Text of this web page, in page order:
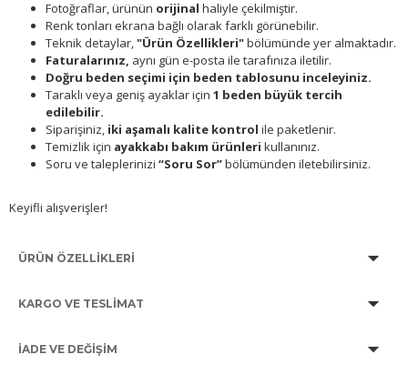
Fotoğraflar, ürünün orijinal haliyle çekilmiştir.
Renk tonları ekrana bağlı olarak farklı görünebilir.
Teknik detaylar,"Ürün Özellikleri"bölümünde yer almaktadır.
Faturalarınız, aynı gün e-posta ile tarafınıza iletilir.
Doğru beden seçimi için beden tablosunu inceleyiniz.
Taraklı veya geniş ayaklar için 1 beden büyük tercih
edilebilir.
Siparişiniz, iki aşamalı kalite kontrol ile paketlenir.
Temizlik için ayakkabı bakım ürünleri kullanınız.
Soru ve taleplerinizi “Soru Sor”bölümünden iletebilirsiniz.
Keyifli alışverişler!
ÜRÜN ÖZELLİKLERİ
KARGO VE TESLİMAT
İADE VE DEĞİŞİM